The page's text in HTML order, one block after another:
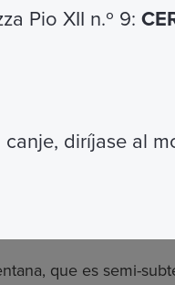
geométricos.
Inés: la inscripción
de los siglos por la
en la
una propiedad
a instancias de
Inés.
que es semi-
Pio XII n.º 9:
canje, diríjase al